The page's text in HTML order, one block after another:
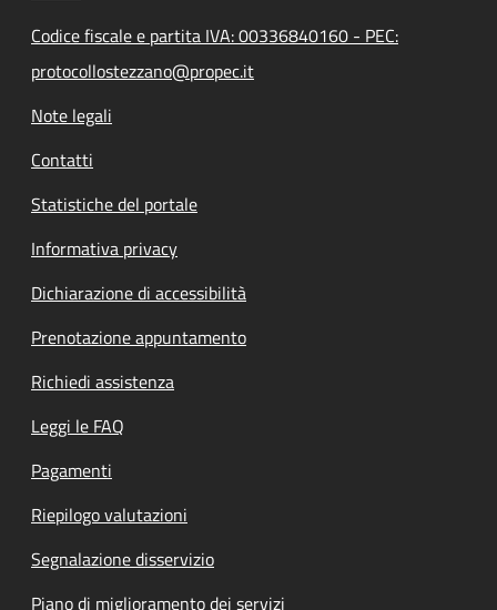
Codice fiscale e partita IVA: 00336840160 - PEC:
protocollostezzano@propec.it
Note legali
Contatti
Statistiche del portale
Informativa privacy
Dichiarazione di accessibilità
Prenotazione appuntamento
Richiedi assistenza
Leggi le FAQ
Pagamenti
Riepilogo valutazioni
Segnalazione disservizio
Piano di miglioramento dei servizi